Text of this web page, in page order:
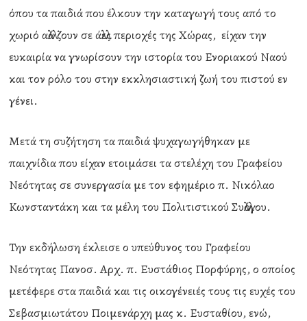
όπου τα παιδιά που έλκουν την καταγωγή τους από το
χωριό αλλά ζουν σε άλλες περιοχές της Χώρας, είχαν την
ευκαιρία να γνωρίσουν την ιστορία του Ενοριακού Ναού
και τον ρόλο του στην εκκλησιαστική ζωή του πιστού εν
γένει.
Μετά τη συζήτηση τα παιδιά ψυχαγωγήθηκαν με
παιχνίδια που είχαν ετοιμάσει τα στελέχη του Γραφείου
Νεότητας σε συνεργασία με τον εφημέριο π. Νικόλαο
Κωνσταντάκη και τα μέλη του Πολιτιστικού Συλλόγου.
Την εκδήλωση έκλεισε ο υπεύθυνος του Γραφείου
Νεότητας Πανοσ. Αρχ. π. Ευστάθιος Πορφύρης, ο οποίος
μετέφερε στα παιδιά και τις οικογένειές τους τις ευχές του
Σεβασμιωτάτου Ποιμενάρχη μας κ. Ευσταθίου, ενώ,